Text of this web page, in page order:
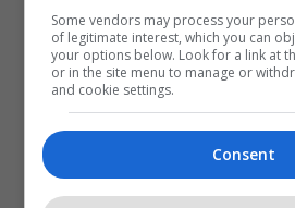
Some vendors may process your
of legitimate interest, which you can
your options below. Look for a link at
or in the site menu to manage or
and cookie settings.
Consent